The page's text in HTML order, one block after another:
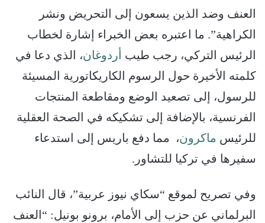
العنف وضد الذين يسعون إلى التحريض ونشر
الكراهية”. ما اعتبره بعض الخبراء إشارة لخطاب
الرئيس التركي، رجب طيب أردوغان، الذي دعا في
كلمته الأخيرة حول الرسوم الكاريكاتورية المسيئة
للرسول، إلى تصعيد الوضع ومقاطعة المنتجات
الفرنسية، بالإضافة إلى تشكيكه في الصحة العقلية
للرئيس ماكرون، مما دفع باريس إلى استدعاء
سفيرها في تركيا للتشاور.
وفي تصريح لموقع “سكاي نيوز عربية”، قال النائب
البرلماني عن حزب إلى الأمام، برونو بونيل: “العنف